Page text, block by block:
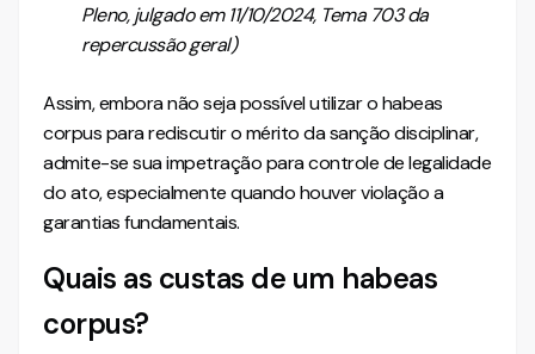
Pleno, julgado em 11/10/2024, Tema 703 da
repercussão geral)
Assim, embora não seja possível utilizar o habeas
corpus para rediscutir o mérito da sanção disciplinar,
admite-se sua impetração para controle de legalidade
do ato, especialmente quando houver violação a
garantias fundamentais.
Quais as custas de um habeas
corpus?